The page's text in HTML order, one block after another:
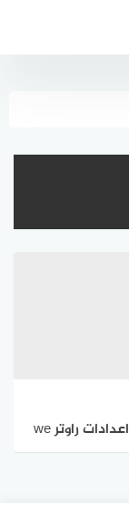
شرح ضبط اعدادات راوتر we